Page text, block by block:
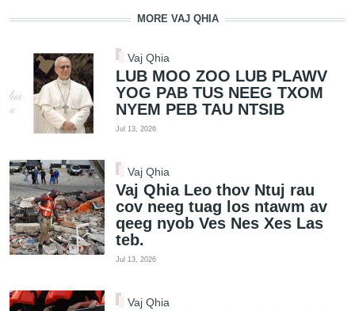
MORE VAJ QHIA
Vaj Qhia
LUB MOO ZOO LUB PLAWV
YOG PAB TUS NEEG TXOM
NYEM PEB TAU NTSIB
Jul 13, 2026
Vaj Qhia
Vaj Qhia Leo thov Ntuj rau
cov neeg tuag los ntawm av
qeeg nyob Ves Nes Xes Las
teb.
Jul 13, 2026
Vaj Qhia